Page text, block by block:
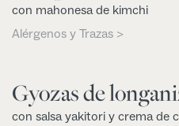
con mahonesa de kimchi
Alérgenos y Trazas >
Gyozas de
con salsa yakitori y crema de